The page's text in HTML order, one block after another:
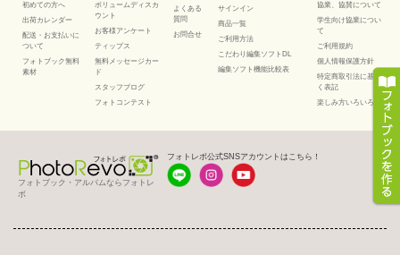
初めての方へ
出荷カレンダー
配送・お支払いに
ついて
フォトブック無料
素材
ボリュームディスカ
ウント
お客様アンケート
ティップス
無料メッセージカー
ド
スタッフブログ
フォトコンテスト
よくある
質問
お問合せ
サインイン
商品一覧
ご利用方法
こだわり編集ソフトDL
編集ソフト機能比較表
協業、協賛について
学生向け協業につい
て
ご利用規約
個人情報保護方針
特定商取引法に基づ
く表記
楽しみ方いろいろ
フォトブック・アルバムならフォトレ
ボ
フォトレボ公式SNSアカウントはこちら！